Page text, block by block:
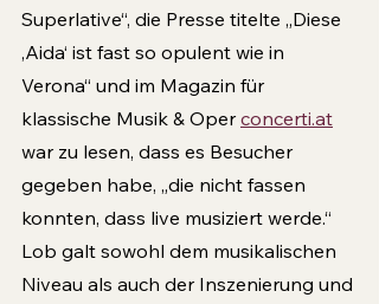
Superlative“, die Presse titelte „Diese
‚Aida‘ ist fast so opulent wie in
Verona“ und im Magazin für
klassische Musik & Oper concerti.at
war zu lesen, dass es Besucher
gegeben habe, „die nicht fassen
konnten, dass live musiziert werde.“
Lob galt sowohl dem musikalischen
Niveau als auch der Inszenierung und